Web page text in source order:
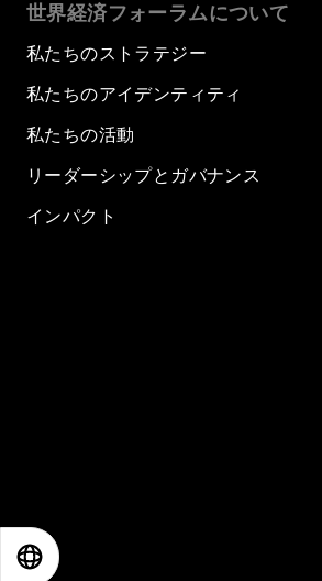
世界経済フォーラムについて
私たちのストラテジー
私たちのアイデンティティ
私たちの活動
リーダーシップとガバナンス
インパクト